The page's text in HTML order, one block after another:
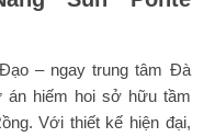
– ngay trung tâm Đà
án hiếm hoi sở hữu tầm
Với thiết kế hiện đại,